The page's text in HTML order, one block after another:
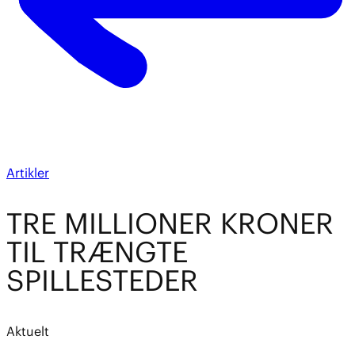
Artikler
TRE MILLIONER KRONER
TIL TRÆNGTE
SPILLESTEDER
Aktuelt